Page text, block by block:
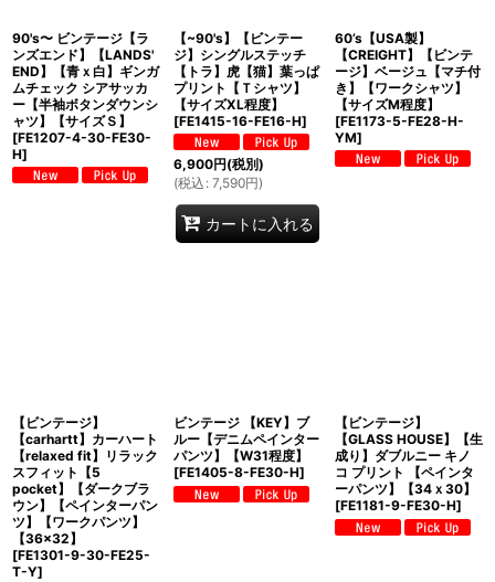
90's〜 ビンテージ【ラ
ンズエンド】【LANDS'
END】【青ｘ白】ギンガ
ムチェック シアサッカ
ー【半袖ボタンダウンシ
ャツ】【サイズＳ】
[FE1207-4-30-FE30-
H]
【~90's】【ビンテー
ジ】シングルステッチ
【トラ】虎【猫】葉っぱ
プリント【Ｔシャツ】
【サイズXL程度】
[FE1415-16-FE16-H]
6,900円(税別)
(税込 : 7,590円)
カートに入れる
60’s【USA製】
【CREIGHT】【ビンテ
ージ】ベージュ【マチ付
き】【ワークシャツ】
【サイズM程度】
[FE1173-5-FE28-H-
YM]
【ビンテージ】
【carhartt】カーハート
【relaxed fit】リラック
スフィット【5
pocket】【ダークブラ
ウン】【ペインターパン
ツ】【ワークパンツ】
【36×32】
[FE1301-9-30-FE25-
T-Y]
ビンテージ 【KEY】ブ
ルー【デニムペインター
パンツ】【W31程度】
[FE1405-8-FE30-H]
【ビンテージ】
【GLASS HOUSE】【生
成り】ダブルニー キノ
コ プリント 【ペインタ
ーパンツ】【34ｘ30】
[FE1181-9-FE30-H]